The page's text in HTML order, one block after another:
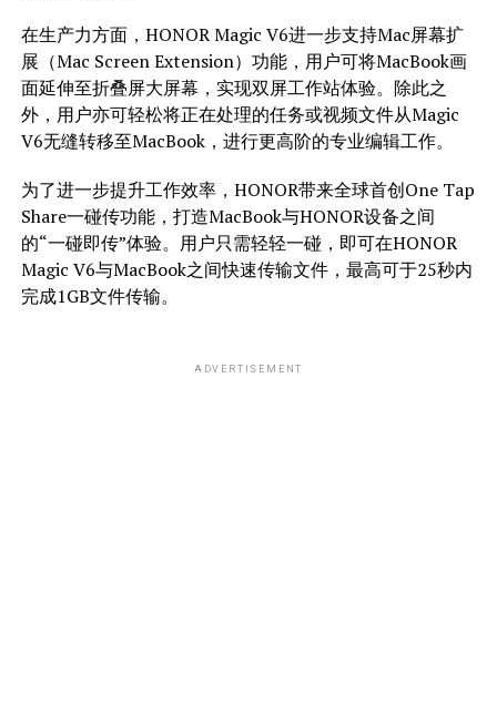
在生产力方面，HONOR Magic V6进一步支持Mac屏幕扩
展（Mac Screen Extension）功能，用户可将MacBook画
面延伸至折叠屏大屏幕，实现双屏工作站体验。除此之
外，用户亦可轻松将正在处理的任务或视频文件从Magic
V6无缝转移至MacBook，进行更高阶的专业编辑工作。
为了进一步提升工作效率，HONOR带来全球首创One Tap
Share一碰传功能，打造MacBook与HONOR设备之间
的“一碰即传”体验。用户只需轻轻一碰，即可在HONOR
Magic V6与MacBook之间快速传输文件，最高可于25秒内
完成1GB文件传输。
ADVERTISEMENT